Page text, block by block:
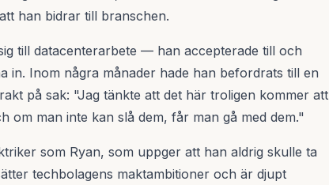
han bidrar till branschen.
till datacenterarbete — han accepterade till och
in. Inom några månader hade han befordrats till en
på sak: "Jag tänkte att det här troligen kommer att
om man inte kan slå dem, får man gå med dem."
som Ryan, som uppger att han aldrig skulle ta
techbolagens maktambitioner och är djupt